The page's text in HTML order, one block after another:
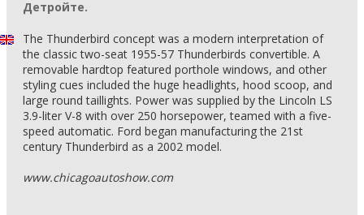
Детройте.
The Thunderbird concept was a modern interpretation of
the classic two-seat 1955-57 Thunderbirds convertible. A
removable hardtop featured porthole windows, and other
styling cues included the huge headlights, hood scoop, and
large round taillights. Power was supplied by the Lincoln LS
3.9-liter V-8 with over 250 horsepower, teamed with a five-
speed automatic. Ford began manufacturing the 21st
century Thunderbird as a 2002 model.
www.chicagoautoshow.com